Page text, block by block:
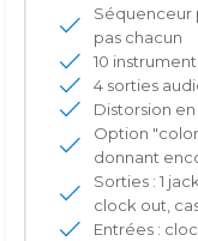
Séquenceur
pas chacun
10
4 sorties
Distorsion
Option
donnant
Sorties : 1
clock out,
Entrées :